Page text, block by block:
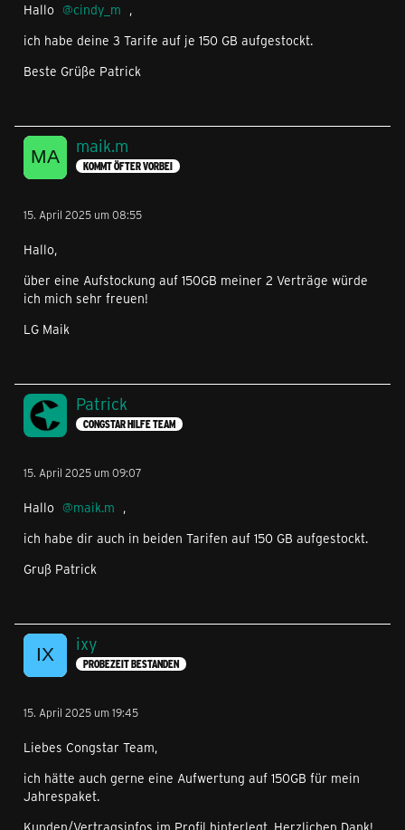
Hallo cindy_m ,
ich habe deine 3 Tarife auf je 150 GB aufgestockt.
Beste Grüße Patrick
maik.m
KOMMT ÖFTER VORBEI
15. April 2025 um 08:55
Hallo,
über eine Aufstockung auf 150GB meiner 2 Verträge würde
ich mich sehr freuen!
LG Maik
Patrick
CONGSTAR HILFE TEAM
15. April 2025 um 09:07
Hallo maik.m ,
ich habe dir auch in beiden Tarifen auf 150 GB aufgestockt.
Gruß Patrick
ixy
PROBEZEIT BESTANDEN
15. April 2025 um 19:45
Liebes Congstar Team,
ich hätte auch gerne eine Aufwertung auf 150GB für mein
Jahrespaket.